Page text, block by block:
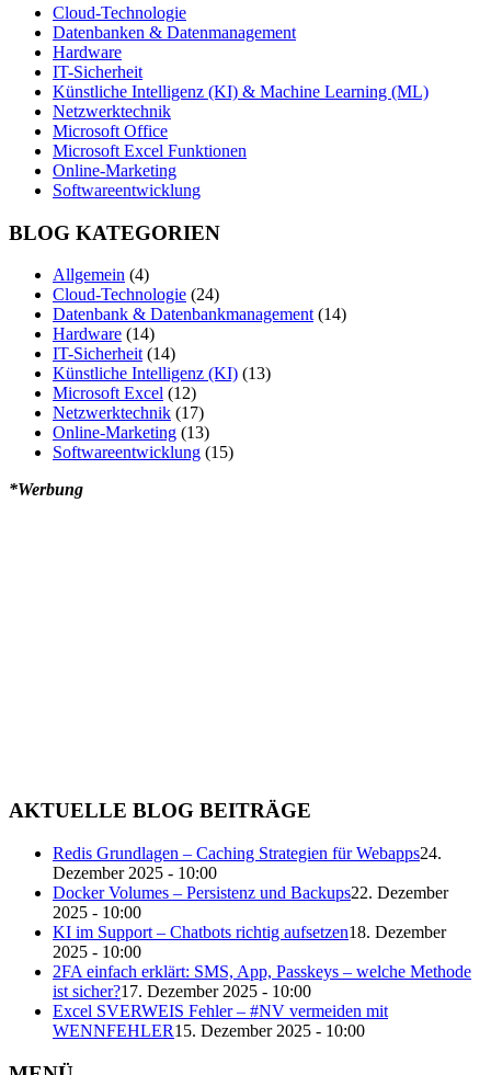
Cloud-Technologie
Datenbanken & Datenmanagement
Hardware
IT-Sicherheit
Künstliche Intelligenz (KI) & Machine Learning (ML)
Netzwerktechnik
Microsoft Office
Microsoft Excel Funktionen
Online-Marketing
Softwareentwicklung
BLOG KATEGORIEN
Allgemein (4)
Cloud-Technologie (24)
Datenbank & Datenbankmanagement(14)
Hardware (14)
IT-Sicherheit(14)
Künstliche Intelligenz (KI) (13)
Microsoft Excel (12)
Netzwerktechnik (17)
Online-Marketing (13)
Softwareentwicklung (15)
*Werbung
AKTUELLE BLOG BEITRÄGE
Redis Grundlagen – Caching Strategien für Webapps24.
Dezember 2025 - 10:00
Docker Volumes – Persistenz und Backups22. Dezember
2025 - 10:00
KI im Support – Chatbots richtig aufsetzen18. Dezember
2025 - 10:00
2FA einfach erklärt: SMS, App, Passkeys – welche Methode
ist sicher?17. Dezember 2025 - 10:00
Excel SVERWEIS Fehler – #NV vermeiden mit
WENNFEHLER15. Dezember 2025 - 10:00